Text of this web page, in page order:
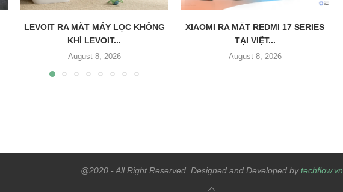
LEVOIT RA MẮT MÁY LỌC KHÔNG
KHÍ LEVOIT...
August 8, 2026
XIAOMI RA MẮT REDMI 17 SERIES
TẠI VIỆT...
August 8, 2026
@2020 - All Right Reserved. Designed and Developed bytechflow.vn